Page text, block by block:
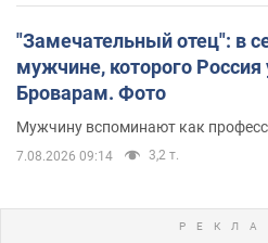
"Замечательный отец": в
мужчине, которого
Броварам. Фото
Мужчину вспоминают как
7.08.2026 09:14 3,2 т.